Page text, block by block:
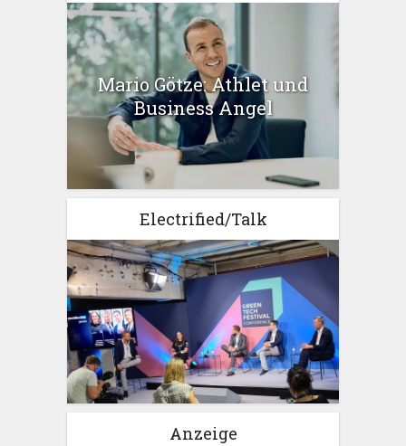
Mario Götze: Athlet und
Business Angel
Electrified/Talk
Anzeige